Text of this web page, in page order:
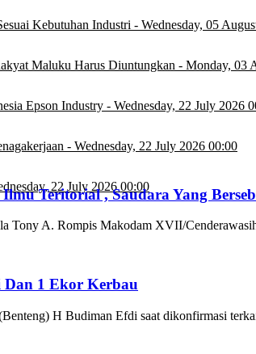
Kebutuhan Industri - Wednesday, 05
Maluku Harus Diuntungkan - Monday, 03
Epson Industry - Wednesday, 22 July 2026
- Wednesday, 22 July 2026 00:00
22 July 2026 00:00
Teritorial , Saudara Yang
Tony A. Rompis Makodam XVII/
Dan 1 Ekor Kerbau
H Budiman Efdi saat dikonfirmasi